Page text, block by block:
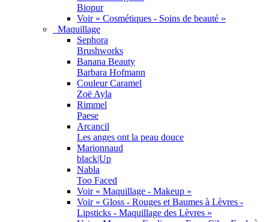
Biopur
Voir « Cosmétiques - Soins de beauté »
Maquillage
Sephora
Brushworks
Banana Beauty
Barbara Hofmann
Couleur Caramel
Zoë Ayla
Rimmel
Paese
Arcancil
Les anges ont la peau douce
Marionnaud
black|Up
Nabla
Too Faced
Voir « Maquillage - Makeup »
Voir « Gloss - Rouges et Baumes à Lèvres -
Lipsticks - Maquillage des Lèvres »